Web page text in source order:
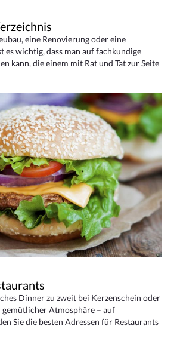
eine Renovierung oder eine
es wichtig, dass man auf fachkundige
kann, die einem mit Rat und Tat zur Seite
Dinner zu zweit bei Kerzenschein oder
Atmosphäre – auf
Sie die besten Adressen für Restaurants